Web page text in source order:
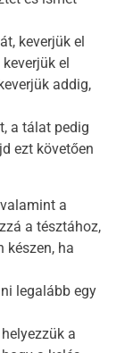
keverjük el
el
addig,
a tálat pedig
ezt követően
a
a tésztához,
készen, ha
legalább egy
a